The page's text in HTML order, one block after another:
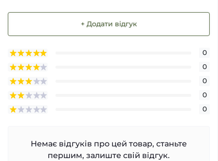
+ Додати відгук
0
0
0
0
0
Немає відгуків про цей товар, станьте
першим, залиште свій відгук.